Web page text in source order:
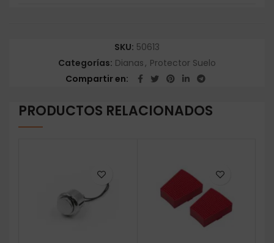
SKU: 50613
Categorías: Dianas, Protector Suelo
Compartir en
PRODUCTOS RELACIONADOS